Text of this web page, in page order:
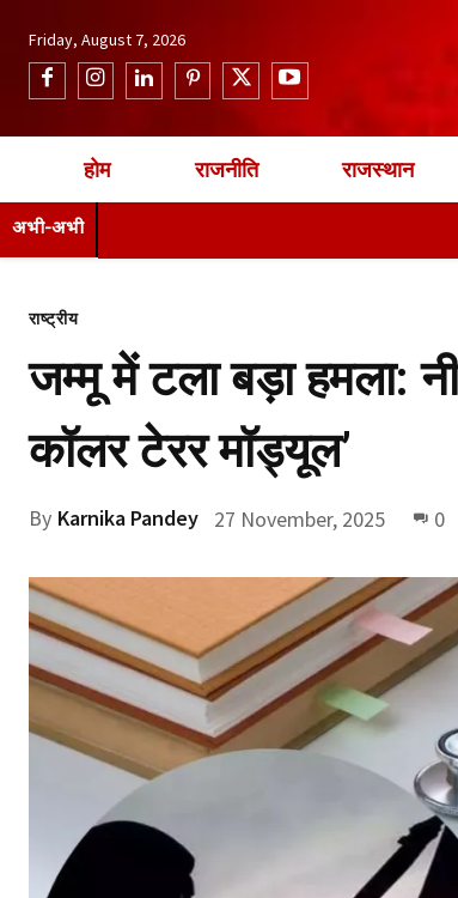
Friday, August 7, 2026
होम राजनीति राजस्थान
अभी-अभी
राष्ट्रीय
जम्मू में टला बड़ा हमला:
कॉलर टेरर मॉड्यूल’
By Karnika Pandey 27 November, 2025 0